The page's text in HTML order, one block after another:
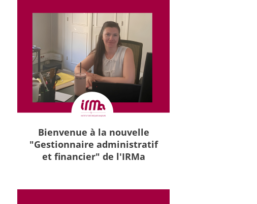
Bienvenue à la nouvelle
"Gestionnaire administratif
et financier" de l'IRMa